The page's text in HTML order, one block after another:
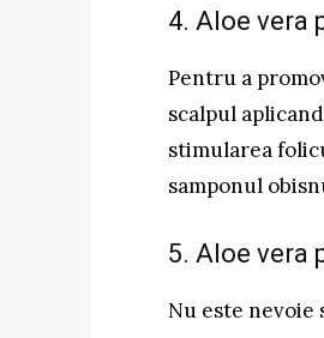
4. Aloe vera
Pentru a
scalpul
stimularea
samponul
5. Aloe vera
Nu este nevoie